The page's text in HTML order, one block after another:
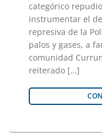
categórico
instrumentar el
represiva de la
palos y gases, a
comunidad
reiterado […]